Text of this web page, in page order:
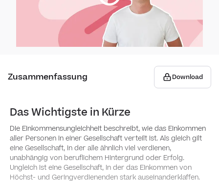
Was
Wie
Wie
Zusammenfassung Download
Das Wichtigste in Kürze
Die Einkommensungleichheit beschreibt, wie das Einkommen
aller Personen in einer Gesellschaft verteilt ist. Als gleich gilt
eine Gesellschaft, in der alle ähnlich viel verdienen,
unabhängig von beruflichem Hintergrund oder Erfolg.
Ungleich ist eine Gesellschaft, in der das Einkommen von
Höchst- und Geringverdienenden stark auseinanderklaffen.